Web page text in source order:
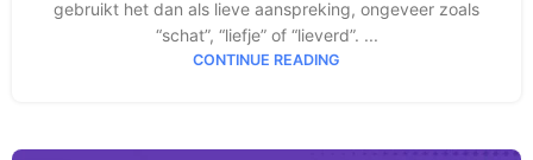
gebruikt het dan als lieve aanspreking, ongeveer zoals
“schat”, “liefje” of “lieverd”. ...
CONTINUE READING